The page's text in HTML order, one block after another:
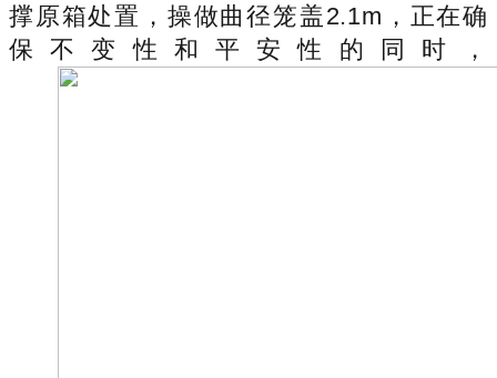
撑原箱处置，操做曲径笼盖2.1m，正在确
保不变性和平安性的同时，